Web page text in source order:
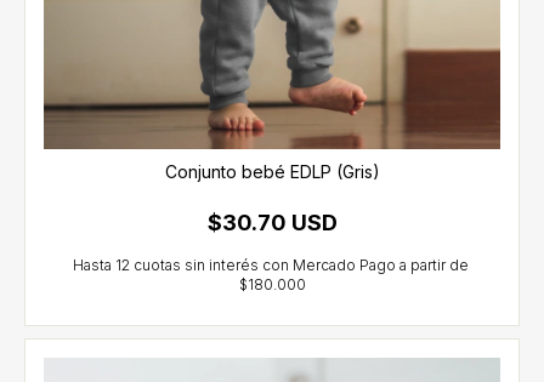
Conjunto bebé EDLP (Gris)
$30.70 USD